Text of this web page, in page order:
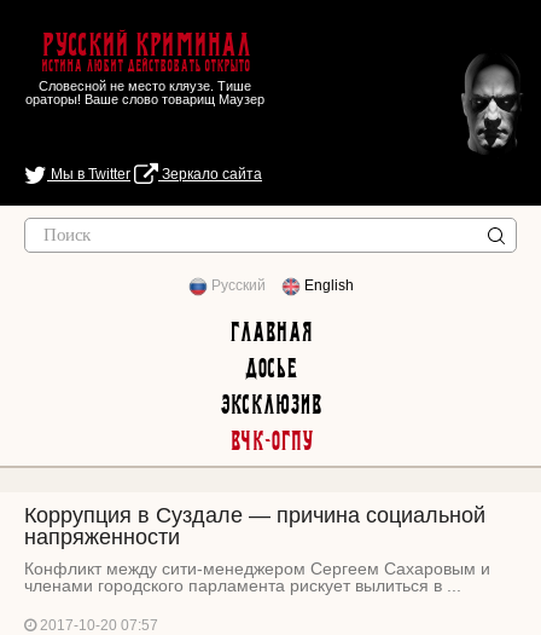
Русский Криминал
Истина любит действовать открыто
Словесной не место кляузе. Тише
ораторы! Ваше слово товарищ Маузер
Мы в Twitter Зеркало сайта
Русский English
Главная
Досье
Эксклюзив
ВЧК-ОГПУ
Коррупция в Суздале — причина социальной
напряженности
Конфликт между сити-менеджером Сергеем Сахаровым и
членами городского парламента рискует вылиться в ...
2017-10-20 07:57